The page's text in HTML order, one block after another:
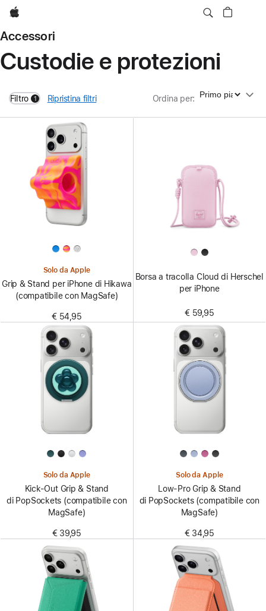
Apple
Accessori
Custodie e protezioni
Filtro 1
filters active
Ripristina filtri Ordina per: Ordina per
Solo da Apple
Grip & Stand per iPhone di Hikawa
(compatibile con MagSafe)
€ 54,95
Borsa a tracolla Cloud di Herschel
per iPhone
€ 59,95
Solo da Apple
Kick-Out Grip & Stand
di PopSockets (compatibile con
MagSafe)
€ 39,95
Solo da Apple
Low-Pro Grip & Stand
di PopSockets (compatibile con
MagSafe)
€ 34,95